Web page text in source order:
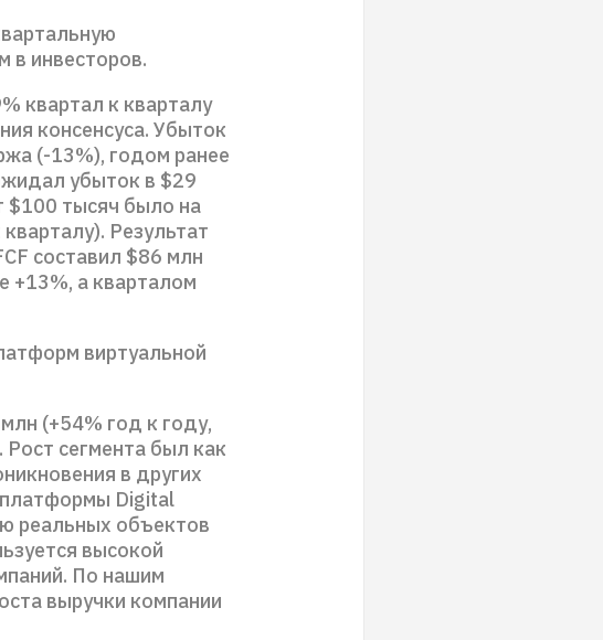
в инвесторов.
квартал к кварталу
консенсуса. Убыток
(-13%), годом ранее
убыток в $29
$100 тысяч было на
Результат
составил $86 млн
+13%, а кварталом
виртуальной
(+54% год к году,
сегмента был как
в других
Digital
реальных объектов
высокой
По нашим
выручки компании